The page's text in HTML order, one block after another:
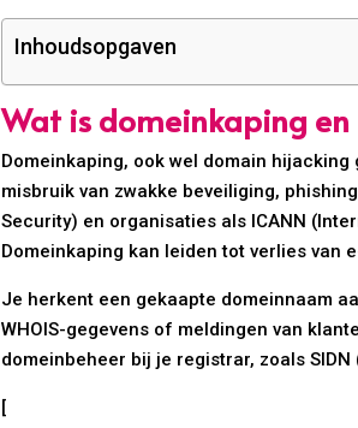
Inhoudsopgaven
Wat is domeinkaping en
Domeinkaping, ook wel domain
misbruik van zwakke beveiliging,
Security) en organisaties als ICANN
Domeinkaping kan leiden tot verlies van
Je herkent een gekaapte domeinnaam
WHOIS-gegevens of meldingen van
domeinbeheer bij je registrar, zoals
[